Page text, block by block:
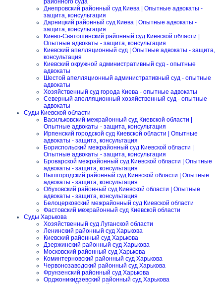
районного суда
Днепровский районный суд Киева | Опытные адвокаты -
защита, консультация
Дарницкий районный суд Киева | Опытные адвокаты -
защита, консультация
Киево-Святошинский районный суд Киевской области |
Опытные адвокаты - защита, консультация
Киевский апелляционный суд | Опытные адвокаты - защита,
консультация
Киевский окружной административный суд - опытные
адвокаты
Шестой апелляционный административный суд - опытные
адвокаты
Хозяйственный суд города Киева - опытные адвокаты
Северный апелляционный хозяйственный суд - опытные
адвокаты
Суды Киевской области
Васильковский межрайонный суд Киевской области |
Опытные адвокаты - защита, консультация
Ирпенский городской суд Киевской области | Опытные
адвокаты - защита, консультация
Бориспольский межрайонный суд Киевской области |
Опытные адвокаты - защита, консультация
Броварской межрайонный суд Киевской области | Опытные
адвокаты - защита, консультация
Вышгородский районный суд Киевской области | Опытные
адвокаты - защита, консультация
Обуховский районный суд Киевской области | Опытные
адвокаты - защита, консультация
Белоцерковский межрайонный суд Киевской области
Фастовский межрайонный суд Киевской области
Суды Харькова
Хозяйственный суд Луганской области
Ленинский районный суд Харькова
Киевский районный суд Харькова
Дзержинский районный суд Харькова
Московский районный суд Харькова
Коминтерновский районный суд Харькова
Червонозаводский районный суд Харькова
Фрунзенский районный суд Харькова
Орджоникидзевский районный суд Харькова